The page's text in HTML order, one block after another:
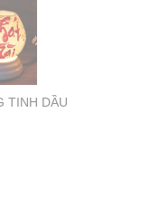
TINH DẦU